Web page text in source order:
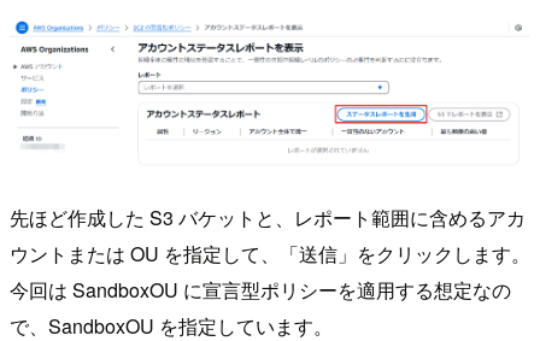
先ほど作成した S3 バケットと、レポート範囲に含めるアカ
ウントまたは OU を指定して、「送信」をクリックします。
今回は SandboxOU に宣言型ポリシーを適用する想定なの
で、SandboxOU を指定しています。